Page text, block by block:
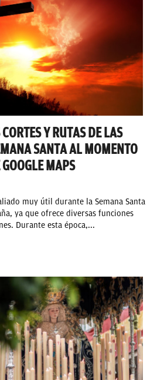
Y RUTAS DE LAS
SANTA AL MOMENTO
MAPS
muy útil durante la Semana Santa
ya que ofrece diversas funciones
Durante esta época,...